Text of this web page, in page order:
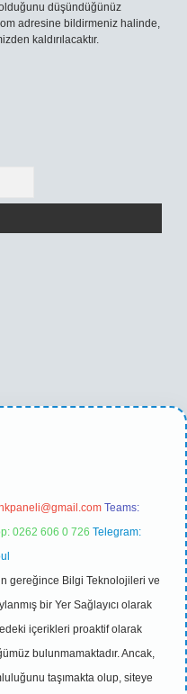
düşündüğünüz
adresine bildirmeniz halinde,
kaldırılacaktır.
Teams:
0262 606 0 726 Telegram:
gereğince Bilgi Teknolojileri ve
bir Yer Sağlayıcı olarak
içerikleri proaktif olarak
bulunmamaktadır. Ancak,
taşımakta olup, siteye